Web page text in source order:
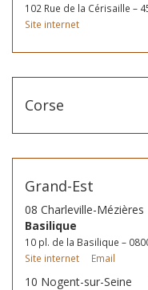
102 Rue de la Cérisaille –
Site internet
Corse
Grand-Est
08 Charleville-
Basilique
10 pl. de la Basilique –
Site internet
Email
10 Nogent-sur-Seine